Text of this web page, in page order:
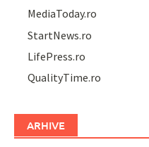
MediaToday.ro
StartNews.ro
LifePress.ro
QualityTime.ro
ARHIVE